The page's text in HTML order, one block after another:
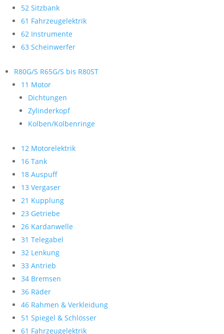
52 Sitzbank
61 Fahrzeugelektrik
62 Instrumente
63 Scheinwerfer
R80G/S R65G/S bis R80ST
11 Motor
Dichtungen
Zylinderkopf
Kolben/Kolbenringe
12 Motorelektrik
16 Tank
18 Auspuff
13 Vergaser
21 Kupplung
23 Getriebe
26 Kardanwelle
31 Telegabel
32 Lenkung
33 Antrieb
34 Bremsen
36 Räder
46 Rahmen & Verkleidung
51 Spiegel & Schlösser
61 Fahrzeugelektrik